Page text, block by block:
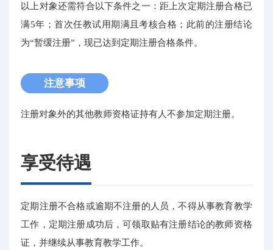
以上对象还需符合以下条件之一：距上次定期注册合格已
满5年；首次任教试用期满且考核合格；此前的注册结论
为“暂缓注册”，现已达到定期注册合格条件。
注意事项
注册对象外的其他教师资格证持有人不参加定期注册。
享受待遇
定期注册不合格或逾期不注册的人员，不得从事教育教学
工作，定期注册成功后，可领取贴有注册结论的教师资格
证，并继续从事教育教学工作。